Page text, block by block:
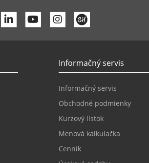
LinkedinYoutube
Informačný servis
Informačný servis
Obchodné podmienky
Kurzový lístok
Menová kalkulačka
Cenník